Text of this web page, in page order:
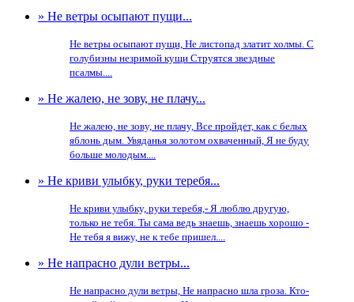
» Не ветры осыпают пущи...
Не ветры осыпают пущи, Не листопад златит холмы. С
голубизны незримой кущи Струятся звездные
псалмы....
» Не жалею, не зову, не плачу...
Не жалею, не зову, не плачу, Все пройдет, как с белых
яблонь дым. Увяданья золотом охваченный, Я не буду
больше молодым....
» Не криви улыбку, руки теребя...
Не криви улыбку, руки теребя,- Я люблю другую,
только не тебя. Ты сама ведь знаешь, знаешь хорошо -
Не тебя я вижу, не к тебе пришел....
» Не напрасно дули ветры...
Не напрасно дули ветры, Не напрасно шла гроза. Кто-